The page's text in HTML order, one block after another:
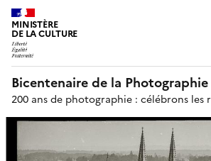
MINISTÈRE
DE LA CULTURE
Bicentenaire de la Photographie
200 ans de photographie : célébrons les